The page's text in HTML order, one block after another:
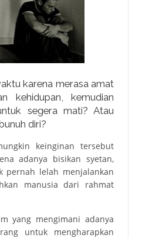
karena merasa amat
kehidupan, kemudian
segera mati? Atau
diri?
keinginan tersebut
adanya bisikan syetan,
pernah lelah menjalankan
manusia dari rahmat
yang mengimani adanya
untuk mengharapkan